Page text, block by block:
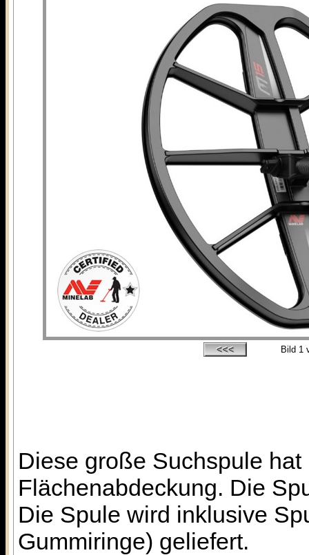
Bild 1
Diese große Suchspule
Flächenabdeckung. Die
Die Spule wird inklusive
Gummiringe) geliefert.